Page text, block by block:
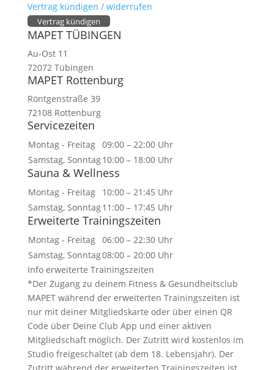
Vertrag kündigen / widerrufen
Vertrag kündigen
MAPET TÜBINGEN
Au-Ost 11
72072 Tübingen
MAPET Rottenburg
Röntgenstraße 39
72108 Rottenburg
Servicezeiten
Montag - Freitag 09:00 – 22:00 Uhr
Samstag, Sonntag10:00 – 18:00 Uhr
Sauna & Wellness
Montag - Freitag
10:00 – 21:45 Uhr
Samstag, Sonntag11:00 – 17:45 Uhr
Erweiterte Trainingszeiten
Montag - Freitag 06:00 – 22:30 Uhr
Samstag, Sonntag08:00 – 20:00 Uhr
Info erweiterte Trainingszeiten
*Der Zugang zu deinem Fitness & Gesundheitsclub
MAPET während der erweiterten Trainingszeiten ist
nur mit deiner Mitgliedskarte oder über einen QR
Code über Deine Club App und einer aktiven
Mitgliedschaft möglich. Der Zutritt wird kostenlos im
Studio freigeschaltet (ab dem 18. Lebensjahr). Der